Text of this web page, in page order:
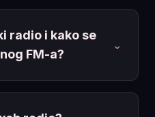
radio i kako se
FM-a?
⌄